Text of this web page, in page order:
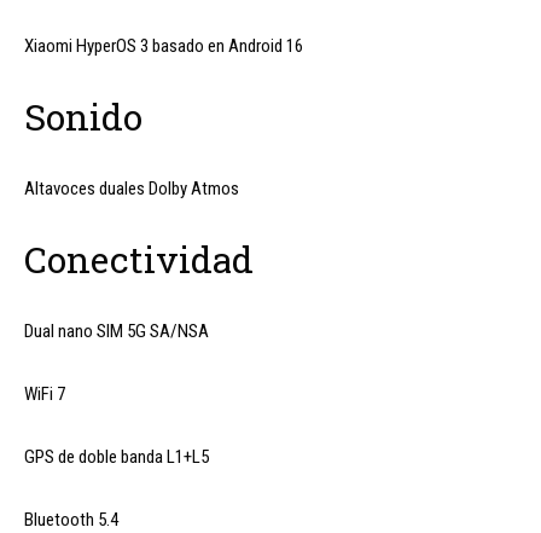
Xiaomi HyperOS 3 basado en Android 16
Sonido
Altavoces duales Dolby Atmos
Conectividad
Dual nano SIM 5G SA/NSA
WiFi 7
GPS de doble banda L1+L5
Bluetooth 5.4